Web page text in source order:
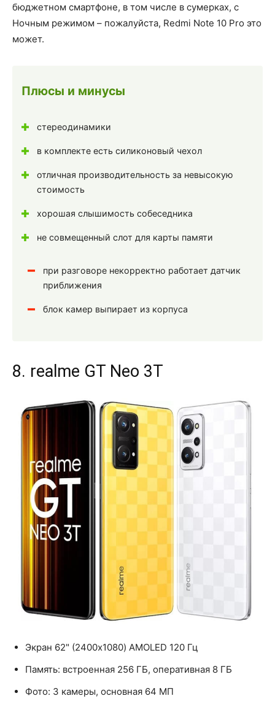
бюджетном смартфоне, в том числе в сумерках, с
Ночным режимом – пожалуйста, Redmi Note 10 Pro это
может.
Плюсы и минусы
стереодинамики
в комплекте есть силиконовый чехол
отличная производительность за невысокую
стоимость
хорошая слышимость собеседника
не совмещенный слот для карты памяти
при разговоре некорректно работает датчик
приближения
блок камер выпирает из корпуса
8. realme GT Neo 3T
Экран 62" (2400x1080) AMOLED 120 Гц
Память: встроенная 256 ГБ, оперативная 8 ГБ
Фото: 3 камеры, основная 64 МП